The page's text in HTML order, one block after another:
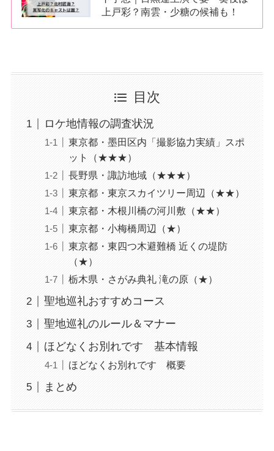
上戸彩？南雲・少糖の候補も！
目次
ロケ地情報の調査状況
東京都・墨田区内「撮影協力実績」スポ
ット（★★★）
長野県・諏訪地域（★★★）
東京都・東京スカイツリー周辺（★★）
東京都・木根川橋の河川敷（★★）
東京都・小梅橋周辺（★）
東京都・東四つ木避難橋 近くの堤防
（★）
栃木県・さがみ典礼 滝の原（★）
聖地巡礼おすすめコース
聖地巡礼のルール＆マナー
ほどなくお別れです 基本情報
ほどなくお別れです 概要
まとめ